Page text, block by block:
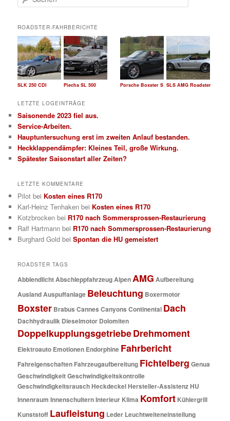
u
h
e
n
ROADSTER-FAHRBERICHTE
SLK 250 CDI SLS AMG Roadster
Piecha SL 500 Porsche Boxster S
LETZTE LOGEINTRÄGE
Saisonende 2023 fiel aus.
Service-Arbeiten.
Hauptuntersuchung erst im zweiten Anlauf bestanden.
Heckklappendämpfer: Kleines Teil, große Wirkung.
Spätester Saisonstart aller Zeiten?
LETZTE KOMMENTARE
Pilot bei Kosten eines R170
Karl-Heinz Tenhaken bei Kosten eines R170
Kotzbrocken bei R170 nach Sommersprossen-Restaurierung
Ralf Hartmann bei R170 nach Sommersprossen-Restaurierung
Burghard Gold beiSpontan die HU gemeistert
ROADSTER TAGS
AbblendlichtAbschleppfahrzeugAlpenAMG Aufbereitung
AuslandAuspuffanlage Beleuchtung Boxermotor
Boxster Brabus Cannes Canyons Continental Dach
Dachhydraulik Dieselmotor Dolomiten
DoppelkupplungsgetriebeDrehmoment
Elektroauto Emotionen Endorphine Fahrbericht
Fahreigenschaften Fahrzeugaufbereitung Fichtelberg Genua
GeschwindigkeitGeschwindigkeitskontrolle
GeschwindigkeitsrauschHeckdeckelHersteller-AssistenzHU
Innenraum InnenschulternInterieur Klima Komfort Kühlergrill
Kunststoff Laufleistung Leder Leuchtweiteneinstellung